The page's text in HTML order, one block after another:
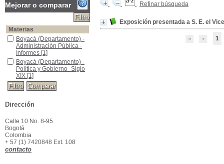
Refinar búsqueda
Exposición presentada a S. E. el
1
Mejorar o comparar
Materias
Boyacá (Departamento) -Administración Pública -Informes
Boyacá (Departamento) -
Administración Pública -
Informes [1]
Boyacá (Departamento) -Política y Gobierno -Siglo XIX
Boyacá (Departamento) -
Política y Gobierno -Siglo
XIX [1]
Dirección
Calle 10 No. 8-95
Bogotá
Colombia
+ 57 (1) 7420848 Ext. 108
contacto